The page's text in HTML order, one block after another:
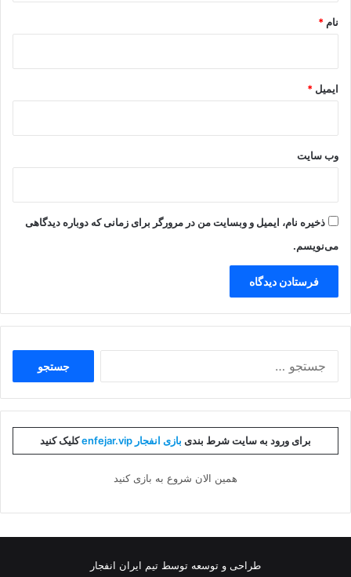
نام *
ایمیل *
وب‌ سایت
ذخیره نام، ایمیل و وبسایت من در مرورگر برای زمانی که دوباره دیدگاهی
می‌نویسم.
برای ورود به سایت شرط بندی بازی انفجار enfejar.vip کلیک کنید
همین الان شروع به بازی کنید
طراحی و توسعه توسط تیم ایران انفجار